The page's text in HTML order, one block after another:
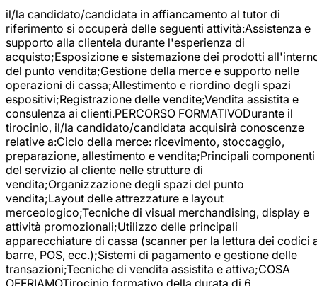
il/la candidato/candidata in affiancamento al tutor di
riferimento si occuperà delle seguenti attività:Assistenza e
supporto alla clientela durante l'esperienza di
acquisto;Esposizione e sistemazione dei prodotti
del punto vendita;Gestione della merce e supporto nelle
operazioni di cassa;Allestimento e riordino degli spazi
espositivi;Registrazione delle vendite;Vendita assistita e
consulenza ai clienti.PERCORSO FORMATIVODurante il
tirocinio, il/la candidato/candidata acquisirà conoscenze
relative a:Ciclo della merce: ricevimento, stoccaggio,
preparazione, allestimento e vendita;Principali componenti
del servizio al cliente nelle strutture di
vendita;Organizzazione degli spazi del punto
vendita;Layout delle attrezzature e layout
merceologico;Tecniche di visual merchandising, display e
attività promozionali;Utilizzo delle principali
apparecchiature di cassa (scanner per la lettura dei codici
barre, POS, ecc.);Sistemi di pagamento e gestione delle
transazioni;Tecniche di vendita assistita e attiva;COSA
OFFRIAMOTirocinio formativo della durata di 6